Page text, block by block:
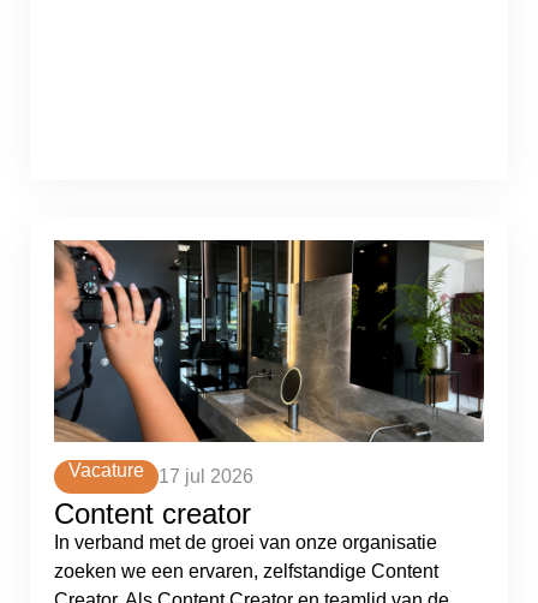
Vacature 17 jul 2026
Content creator
In verband met de groei van onze organisatie
zoeken we een ervaren, zelfstandige Content